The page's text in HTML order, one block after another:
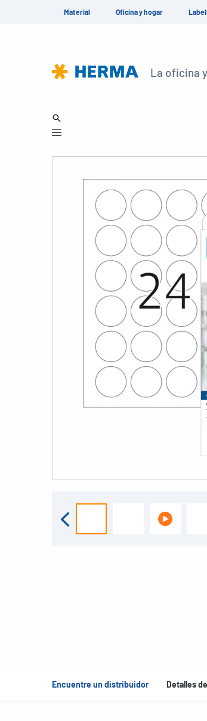
Material Oficina y hogar
La oficina
Encuentre un distribuidor Detalles